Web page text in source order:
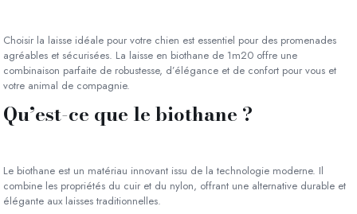
Choisir la laisse idéale pour votre chien est essentiel pour des promenades
agréables et sécurisées. La laisse en biothane de 1m20 offre une
combinaison parfaite de robustesse, d’élégance et de confort pour vous et
votre animal de compagnie.
Qu’est-ce que le biothane ?
Le biothane est un matériau innovant issu de la technologie moderne. Il
combine les propriétés du cuir et du nylon, offrant une alternative durable et
élégante aux laisses traditionnelles.